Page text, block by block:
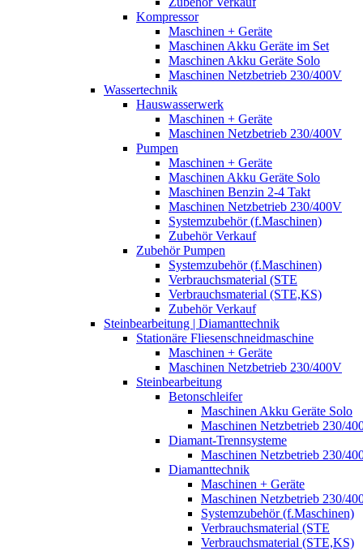
Kompressor
Maschinen + Geräte
Maschinen Akku Geräte im Set
Maschinen Akku Geräte Solo
Maschinen Netzbetrieb 230/400V
Wassertechnik
Hauswasserwerk
Maschinen + Geräte
Maschinen Netzbetrieb 230/400V
Pumpen
Maschinen + Geräte
Maschinen Akku Geräte Solo
Maschinen Benzin 2-4 Takt
Maschinen Netzbetrieb 230/400V
Systemzubehör (f.Maschinen)
Zubehör Verkauf
Zubehör Pumpen
Systemzubehör (f.Maschinen)
Verbrauchsmaterial (STE
Verbrauchsmaterial (STE,KS)
Zubehör Verkauf
Steinbearbeitung | Diamanttechnik
Stationäre Fliesenschneidmaschine
Maschinen + Geräte
Maschinen Netzbetrieb 230/400V
Steinbearbeitung
Betonschleifer
Maschinen Akku Geräte Solo
Maschinen Netzbetrieb 230/
Diamant-Trennsysteme
Maschinen Netzbetrieb 230/
Diamanttechnik
Maschinen + Geräte
Maschinen Netzbetrieb 230/
Systemzubehör (f.Maschinen)
Verbrauchsmaterial (STE
Verbrauchsmaterial (STE,KS)